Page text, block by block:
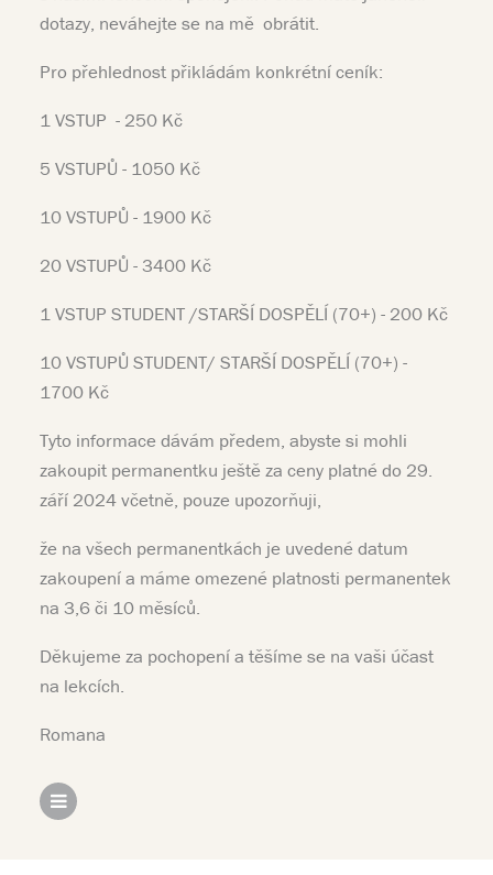
dotazy, neváhejte se na mě obrátit.
Pro přehlednost přikládám konkrétní ceník:
1 VSTUP - 250 Kč
5 VSTUPŮ - 1050 Kč
10 VSTUPŮ - 1900 Kč
20 VSTUPŮ - 3400 Kč
1 VSTUP STUDENT /STARŠÍ DOSPĚLÍ (70+) - 200 Kč
10 VSTUPŮ STUDENT/ STARŠÍ DOSPĚLÍ (70+) -
1700 Kč
Tyto informace dávám předem, abyste si mohli
zakoupit permanentku ještě za ceny platné do 29.
září 2024 včetně, pouze upozorňuji,
že na všech permanentkách je uvedené datum
zakoupení a máme omezené platnosti permanentek
na 3,6 či 10 měsíců.
Děkujeme za pochopení a těšíme se na vaši účast
na lekcích.
Romana